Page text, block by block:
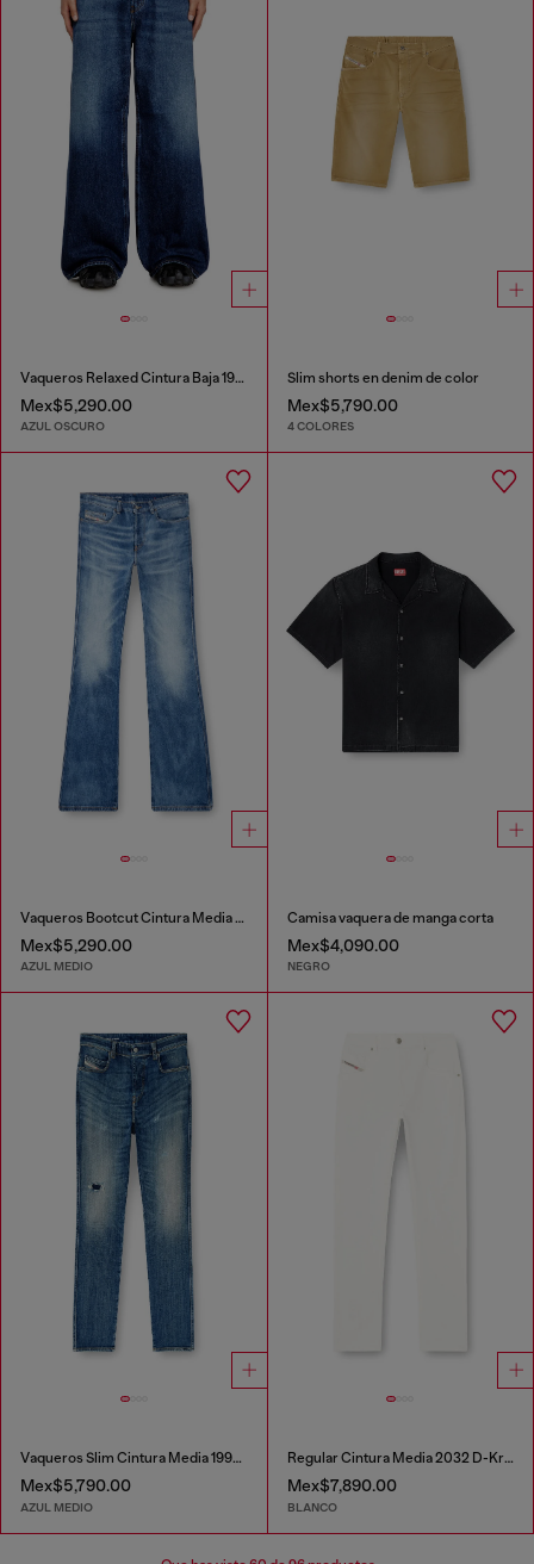
Vaqueros Relaxed Cintura Baja 1996 D-Sire
Mex$5,290.00
AZUL OSCURO
Slim shorts en denim de color
Mex$5,790.00
4 COLORES
Vaqueros Bootcut Cintura Media 1998 D-Buck
Mex$5,290.00
AZUL MEDIO
Camisa vaquera de manga corta
Mex$4,090.00
NEGRO
Vaqueros Slim Cintura Media 1993 D-Vyl
Mex$5,790.00
AZUL MEDIO
Regular Cintura Media 2032 D-Krooley-BW Joggjeans®
Mex$7,890.00
BLANCO